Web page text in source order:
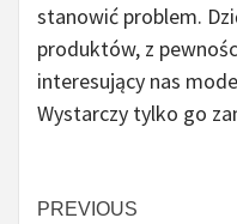
stanowić problem.
produktów, z
interesujący nas
Wystarczy tylko go
Czytaj
PREVIOUS